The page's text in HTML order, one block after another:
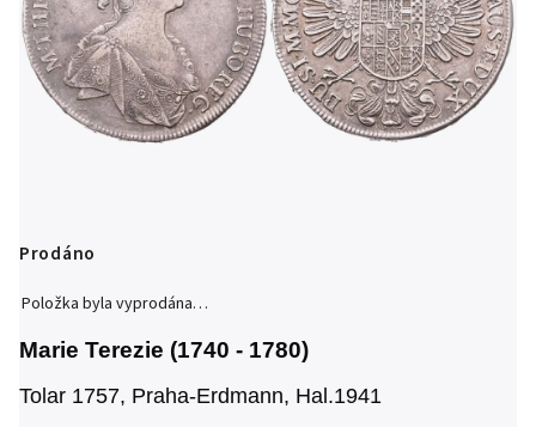
Prodáno
Položka byla vyprodána…
Marie Terezie (1740 - 1780)
Tolar 1757, Praha-Erdmann, Hal.1941